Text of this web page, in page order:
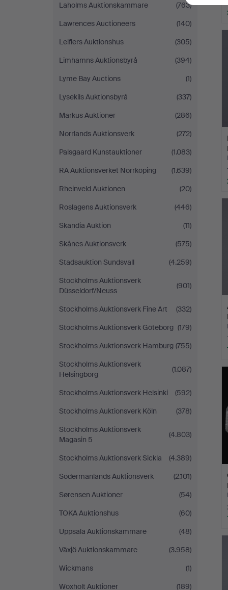
Laholms Auktionskammare
(763)
Lawrences Auctioneers
(140)
Leiflers Auktionshus
(305)
Limhamns Auktionsbyrå
(394)
Lyme Bay Auctions
(1)
Lysekils Auktionsbyrå
(337)
Markus Auktioner
(286)
Norrlands Auktionsverk
(272)
Palsgaard Kunstauktioner
(1.083)
RA Auktionsverket Norrköping
(1.639)
Rheinveld Auktionen
(20)
Roslagens Auktionsverk
(446)
Skandia Auktion
(11)
Skånes Auktionsverk
(575)
Stadsauktion Sundsvall
(4.259)
Stockholms Auktionsverk
Düsseldorf/Neuss
(901)
Stockholms Auktionsverk Fine Art
(332)
Stockholms Auktionsverk Göteborg (179)
Stockholms Auktionsverk Hamburg (755)
Stockholms Auktionsverk
Helsingborg
(1.087)
Stockholms Auktionsverk Helsinki
(592)
Stockholms Auktionsverk Köln
(378)
Stockholms Auktionsverk
Magasin 5
(4.803)
Stockholms Auktionsverk Sickla
(4.389)
Södermanlands Auktionsverk
(2.101)
Sørensen Auktioner
(54)
TOKA Auktionshus
(60)
Uppsala Auktionskammare
(48)
Växjö Auktionskammare
(3.958)
Wickmans
(1)
Woxholt Auktioner
(189)